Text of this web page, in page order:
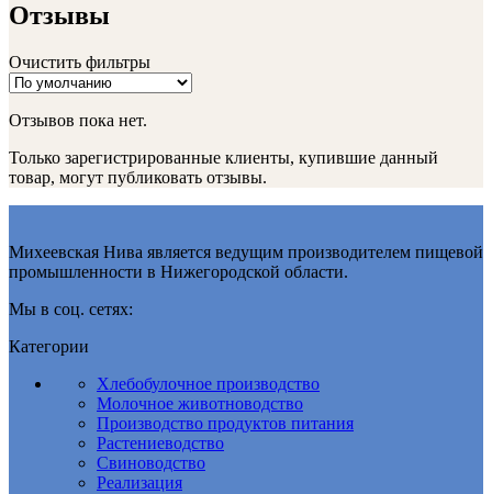
Отзывы
Очистить фильтры
Отзывов пока нет.
Только зарегистрированные клиенты, купившие данный
товар, могут публиковать отзывы.
Михеевская Нива является ведущим производителем пищевой
промышленности в Нижегородской области.
Мы в соц. сетях:
Категории
Хлебобулочное производство
Молочное животноводство
Производство продуктов питания
Растениеводство
Свиноводство
Реализация